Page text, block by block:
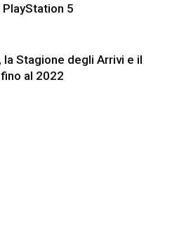
PlayStation 5
la Stagione degli Arrivi e il
al 2022